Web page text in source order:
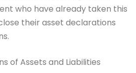
who have already taken this
their asset declarations
of Assets and Liabilities